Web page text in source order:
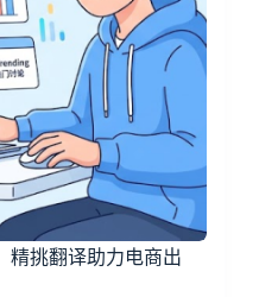
精挑翻译助力电商出